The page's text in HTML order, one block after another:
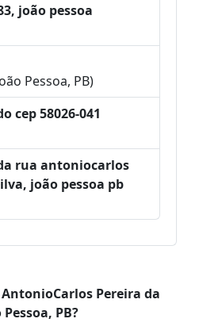
joão pessoa
Pessoa, PB)
cep 58026-041
rua antoniocarlos
joão pessoa pb
AntonioCarlos Pereira da
PB?